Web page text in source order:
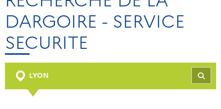
DARGOIRE - SERVICE
SECURITE
LYON